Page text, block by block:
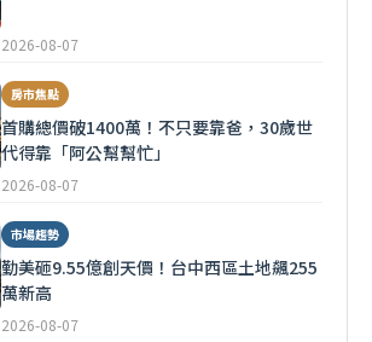
2026-08-07
房市焦點
首購總價破1400萬！不只要靠爸，30歲世
代得靠「阿公幫幫忙」
2026-08-07
市場趨勢
勤美砸9.55億創天價！台中西區土地飆255
萬新高
2026-08-07